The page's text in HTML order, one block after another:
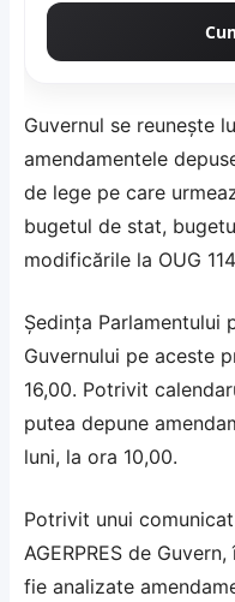
Guvernul se reuneşte
amendamentele
de lege pe care
bugetul de stat,
modificările la OUG
Şedinţa Parlamentului
Guvernului pe aceste
16,00. Potrivit
putea depune
luni, la ora 10,00.
Potrivit unui
AGERPRES de
fie analizate